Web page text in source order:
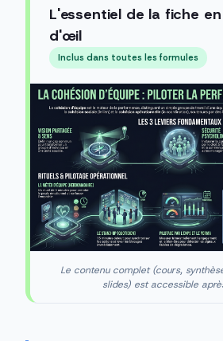
L'essentiel de la fiche
d'œil
Inclus dans toutes les formules
Le contenu complet (cours,
slides) est accessible